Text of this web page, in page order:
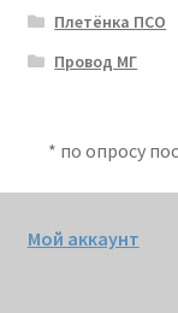
Плетёнка ПСО
Провод МГ
* по опросу
Мой аккаунт